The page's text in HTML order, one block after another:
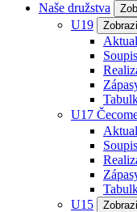
Naše družstva
U19
U17
U15